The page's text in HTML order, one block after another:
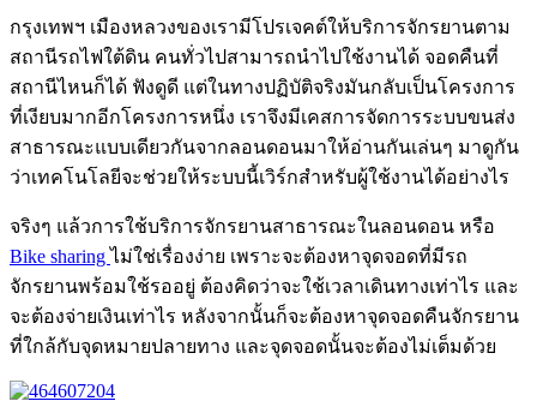
กรุงเทพฯ เมืองหลวงของเรามีโปรเจคต์ให้บริการจักรยานตาม
สถานีรถไฟใต้ดิน คนทั่วไปสามารถนำไปใช้งานได้ จอดคืนที่
สถานีไหนก็ได้ ฟังดูดี แต่ในทางปฏิบัติจริงมันกลับเป็นโครงการ
ที่เงียบมากอีกโครงการหนึ่ง เราจึงมีเคสการจัดการระบบขนส่ง
สาธารณะแบบเดียวกันจากลอนดอนมาให้อ่านกันเล่นๆ มาดูกัน
ว่าเทคโนโลยีจะช่วยให้ระบบนี้เวิร์กสำหรับผู้ใช้งานได้อย่างไร
จริงๆ แล้วการใช้บริการจักรยานสาธารณะในลอนดอน หรือ
Bike sharingไม่ใช่เรื่องง่าย เพราะจะต้องหาจุดจอดที่มีรถ
จักรยานพร้อมใช้รออยู่ ต้องคิดว่าจะใช้เวลาเดินทางเท่าไร และ
จะต้องจ่ายเงินเท่าไร หลังจากนั้นก็จะต้องหาจุดจอดคืนจักรยาน
ที่ใกล้กับจุดหมายปลายทาง และจุดจอดนั้นจะต้องไม่เต็มด้วย